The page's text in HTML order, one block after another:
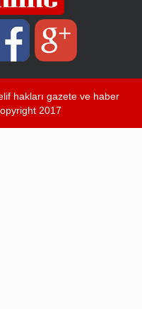
hakları gazete ve haber
2017